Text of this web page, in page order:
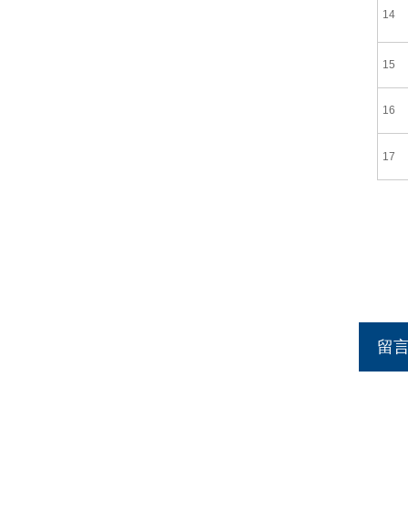
14
15
16
17
留